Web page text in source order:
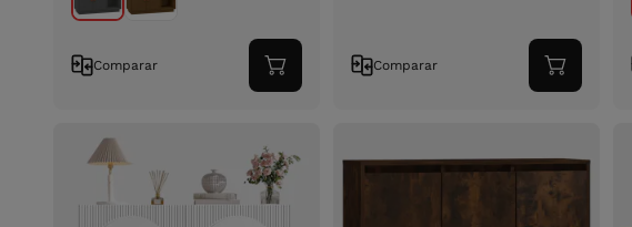
Comparar
Adicionar
ao
Comparar
ao